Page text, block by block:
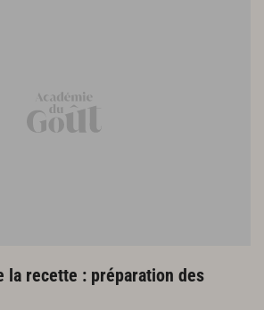
la recette : préparation des